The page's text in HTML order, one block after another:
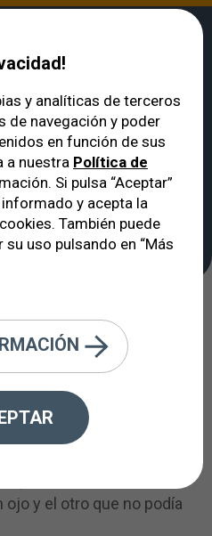
que ponerme la lentilla, es muy
tengo que
lentilla, es
Lentillas
tenía tanta diferencia
ojo y el otro que no podía
y analíticas de terceros
de navegación y poder
en función de sus
a nuestra Política de
Si pulsa “Aceptar”
y acepta la
También puede
uso pulsando en “Más